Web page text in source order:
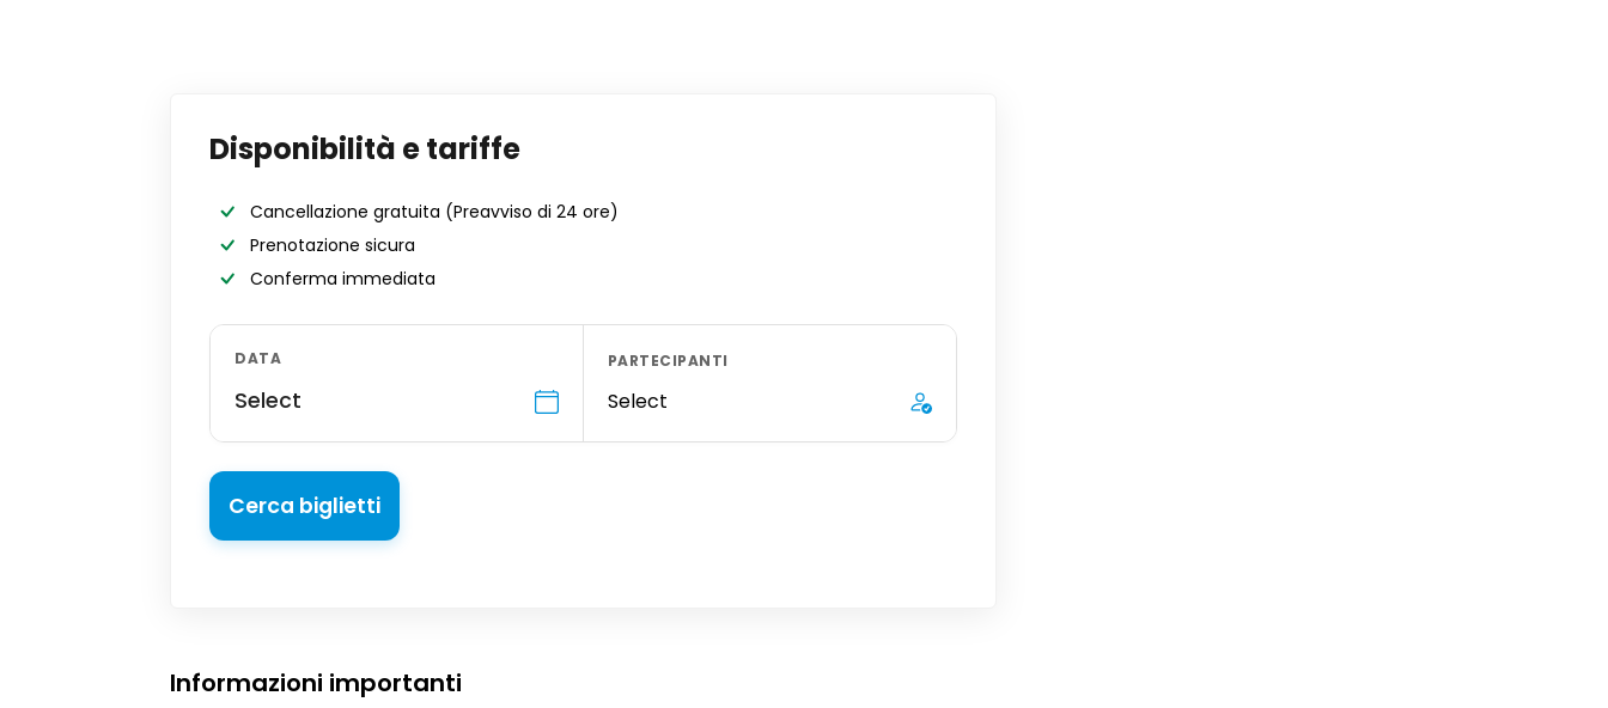
Disponibilità e tariffe
Cancellazione gratuita (Preavviso di 24 ore)
Prenotazione sicura
Conferma immediata
DATA
Select
PARTECIPANTI
Select
Cerca biglietti
Informazioni importanti